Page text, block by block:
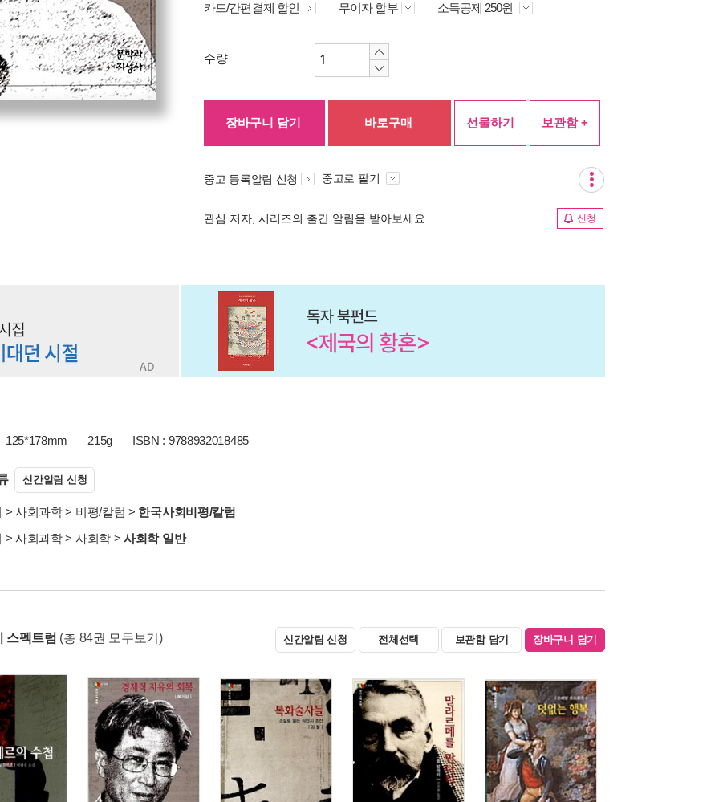
카드/간편결제 할인 무이자 할부 소득공제 250원
수량
장바구니 담기 바로구매 선물하기 보관함 +
중고 등록알림 신청 중고로 팔기
관심 저자, 시리즈의 출간 알림을 받아보세요 신청
125*178mm 215g ISBN : 9788932018485
신간알림 신청
> 사회과학> 비평/칼럼 > 한국사회비평/칼럼
> 사회과학> 사회학>사회학 일반
스펙트럼 (총 84권 모두보기) 신간알림 신청 전체선택 보관함 담기 장바구니 담기